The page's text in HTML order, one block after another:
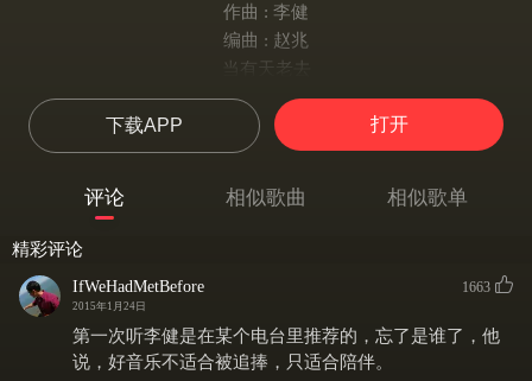
作曲 : 李健
编曲 : 赵兆
当有天老去
你是否想起
在宁静的夏日夜晚那一缕芬芳
童年的阳光
还有微不足道的我
总在某个夜晚悄悄来到我身边
在浩瀚的人海
下载APP 打开
评论 相似歌曲 相似歌单
精彩评论
IfWeHadMetBefore
2015年1月24日
1663
第一次听李健是在某个电台里推荐的，忘了是谁了，他
说，好音乐不适合被追捧，只适合陪伴。